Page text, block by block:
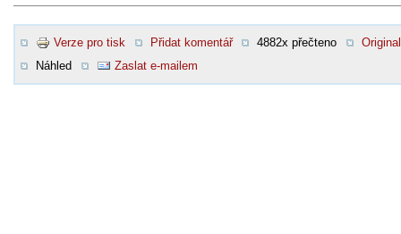
Verze pro tisk Přidat komentář 4882x přečteno
Original
Náhled
Zaslat e-mailem